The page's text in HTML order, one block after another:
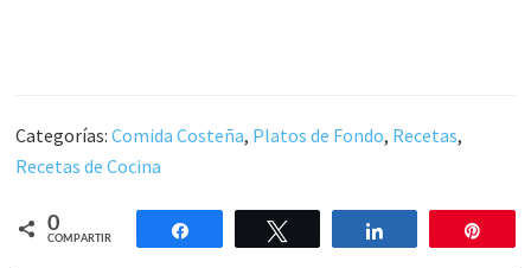
Categorías:Comida Costeña, Platos de Fondo, Recetas,
Recetas de Cocina
0
COMPARTIR
Compartir Compartir